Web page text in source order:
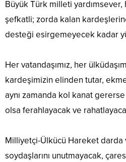
Büyük Türk milleti yardımsever,
şefkatli; zorda kalan
desteği esirgemeyecek kadar
Her vatandaşımız, her
kardeşimizin elinden tutar,
aynı zamanda kol kanat
olsa ferahlayacak ve
Milliyetçi-Ülkücü Hareket darda
soydaşlarını unutmayacak,